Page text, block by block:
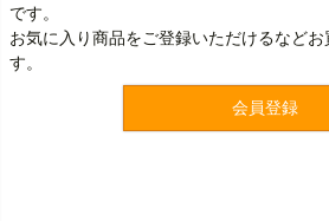
です。
お気に入り商品をご登録いただけるなど
す。
会員登録